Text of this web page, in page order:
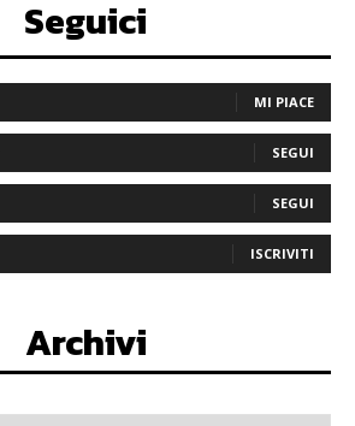
Seguici
MI PIACE
SEGUI
SEGUI
ISCRIVITI
Archivi